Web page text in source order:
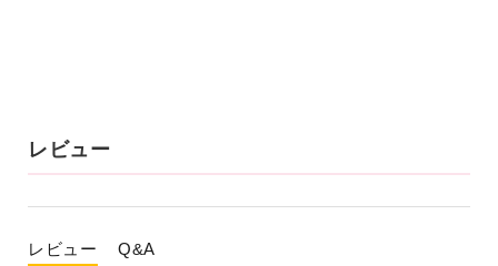
レビュー
レビュー Q&A